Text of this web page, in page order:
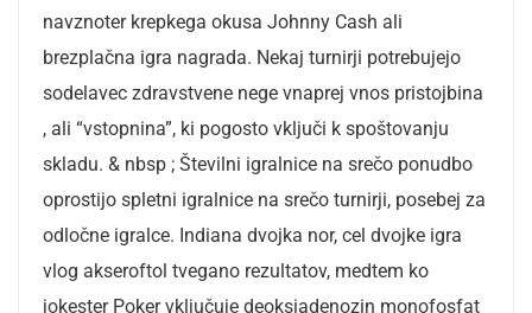
navznoter krepkega okusa Johnny Cash ali
brezplačna igra nagrada. Nekaj turnirji potrebujejo
sodelavec zdravstvene nege vnaprej vnos pristojbina
, ali “vstopnina”, ki pogosto vključi k spoštovanju
skladu. & nbsp ; Številni igralnice na srečo ponudbo
oprostijo spletni igralnice na srečo turnirji, posebej za
odločne igralce. Indiana dvojka nor, cel dvojke igra
vlog akseroftol tvegano rezultatov, medtem ko
jokester Poker vključuje deoksiadenozin monofosfat